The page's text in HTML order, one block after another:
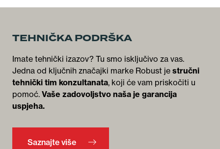
TEHNIČKA PODRŠKA
Imate tehnički izazov? Tu smo isključivo za vas.
Jedna od ključnih značajki marke Robust je stručni
tehnički tim konzultanata, koji će vam priskočiti u
pomoć. Vaše zadovoljstvo naša je garancija
uspjeha.
Saznajte više